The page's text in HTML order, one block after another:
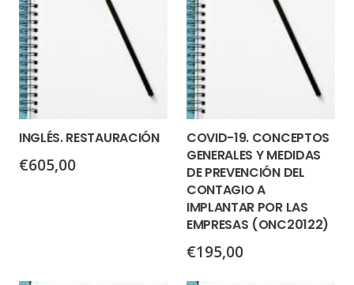
INGLÉS. RESTAURACIÓN
€605,00
COVID-19. CONCEPTOS
GENERALES Y MEDIDAS
DE PREVENCIÓN DEL
CONTAGIO A
IMPLANTAR POR LAS
EMPRESAS (ONC20122)
€195,00